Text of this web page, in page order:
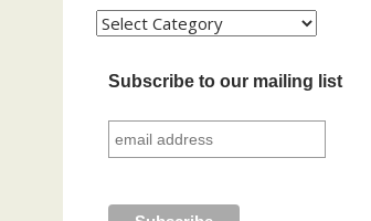
Kategori
Subscribe to our mailing list